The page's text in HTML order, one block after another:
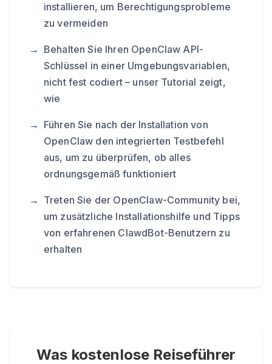
installieren, um Berechtigungsprobleme
zu vermeiden
Behalten Sie Ihren OpenClaw API-
Schlüssel in einer Umgebungsvariablen,
nicht fest codiert – unser Tutorial zeigt,
wie
Führen Sie nach der Installation von
OpenClaw den integrierten Testbefehl
aus, um zu überprüfen, ob alles
ordnungsgemäß funktioniert
Treten Sie der OpenClaw-Community bei,
um zusätzliche Installationshilfe und Tipps
von erfahrenen ClawdBot-Benutzern zu
erhalten
Was kostenlose Reiseführer